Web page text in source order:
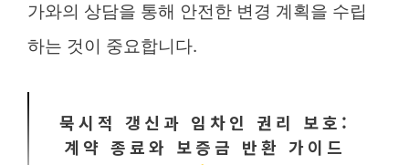
가와의 상담을 통해 안전한 변경 계획을 수립
하는 것이 중요합니다.
묵시적 갱신과 임차인 권리 보호:
계약 종료와 보증금 반환 가이드